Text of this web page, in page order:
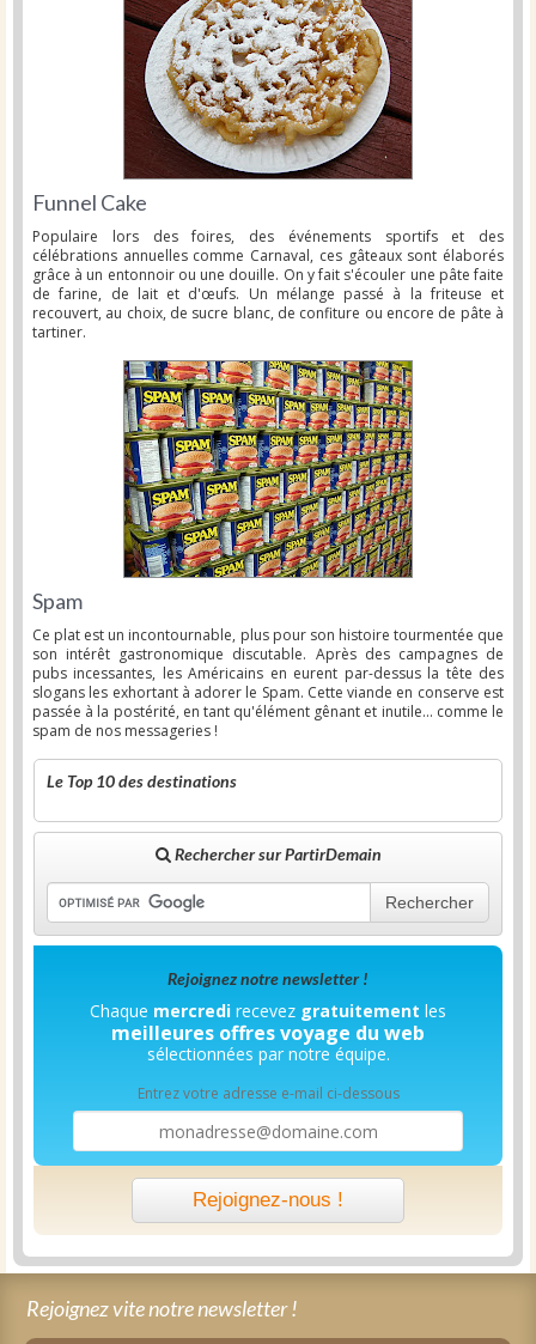
Funnel Cake
Populaire lors des foires, des événements sportifs et des
célébrations annuelles comme Carnaval, ces gâteaux sont élaborés
grâce à un entonnoir ou une douille. On y fait s'écouler une pâte faite
de farine, de lait et d'œufs. Un mélange passé à la friteuse et
recouvert, au choix, de sucre blanc, de confiture ou encore de pâte à
tartiner.
Spam
Ce plat est un incontournable, plus pour son histoire tourmentée que
son intérêt gastronomique discutable. Après des campagnes de
pubs incessantes, les Américains en eurent par-dessus la tête des
slogans les exhortant à adorer le Spam. Cette viande en conserve est
passée à la postérité, en tant qu'élément gênant et inutile... comme le
spam de nos messageries !
Le Top 10 des destinations
Rechercher sur PartirDemain
Rechercher
Rejoignez notre newsletter !
Chaque mercredi recevez gratuitement les
meilleures offres voyage du web
sélectionnées par notre équipe.
Entrez votre adresse e-mail ci-dessous
Rejoignez-nous !
Rejoignez vite notre newsletter !